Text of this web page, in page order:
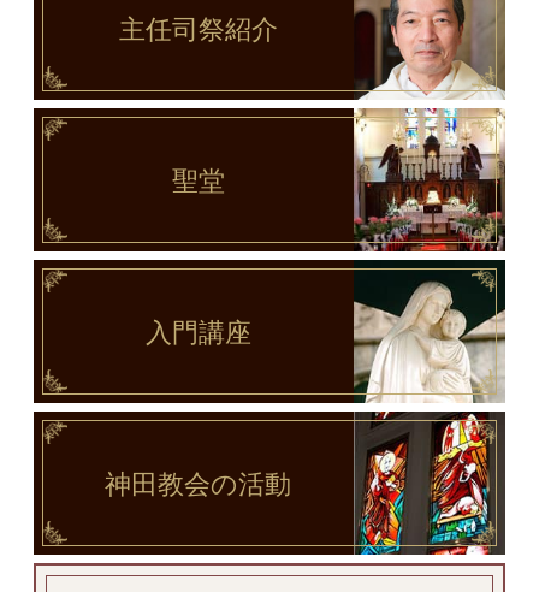
主任司祭紹介
聖堂
入門講座
神田教会の活動